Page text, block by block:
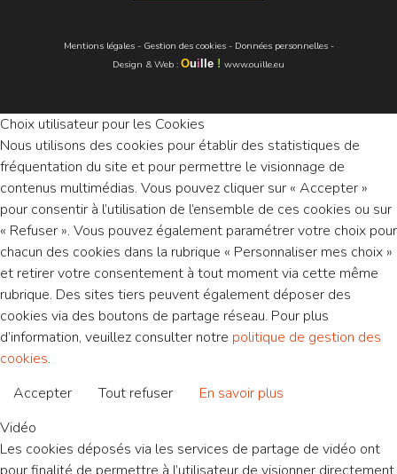
Mentions légales- Gestion des cookies - Données personnelles -
Design & Web : Oui lle ! www.ouille.eu
Choix utilisateur pour les Cookies
Nous utilisons des cookies pour établir des statistiques de
fréquentation du site et pour permettre le visionnage de
contenus multimédias. Vous pouvez cliquer sur « Accepter »
pour consentir à l’utilisation de l’ensemble de ces cookies ou sur
« Refuser ». Vous pouvez également paramétrer votre choix pour
chacun des cookies dans la rubrique « Personnaliser mes choix »
et retirer votre consentement à tout moment via cette même
rubrique. Des sites tiers peuvent également déposer des
cookies via des boutons de partage réseau. Pour plus
d’information, veuillez consulter notre politique de gestion des
cookies.
Accepter
Tout refuser
En savoir plus
Vidéo
Les cookies déposés via les services de partage de vidéo ont